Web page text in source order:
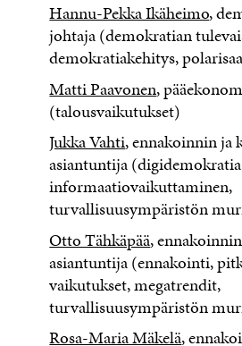
Hannu-Pekka Ikäheimo,
johtaja (demokratian
demokratiakehitys,
Matti Paavonen,
(talousvaikutukset)
Jukka Vahti, ennakoinnin ja
asiantuntija
informaatiovaikuttaminen,
turvallisuusympäristön
Otto Tähkäpää,
asiantuntija (ennakointi,
vaikutukset, megatrendit,
turvallisuusympäristön
Rosa-Maria Mäkelä,